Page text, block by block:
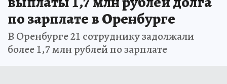
по зарплате в Оренбурге
В Оренбурге 21 сотруднику задолжали
более 1,7 млн рублей по зарплате